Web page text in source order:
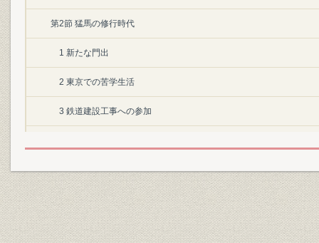
第2節 猛馬の修行時代
1 新たな門出
2 東京での苦学生活
3 鉄道建設工事への参加
1 独立への志
2 思いがけない幸運
第1章 間組の旗揚げと苦難 明治22―33年